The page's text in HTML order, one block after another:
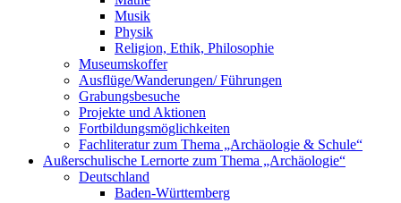
Musik
Physik
Religion, Ethik, Philosophie
Museumskoffer
Ausflüge/Wanderungen/ Führungen
Grabungsbesuche
Projekte und Aktionen
Fortbildungsmöglichkeiten
Fachliteratur zum Thema „Archäologie & Schule“
Außerschulische Lernorte zum Thema „Archäologie“
Deutschland
Baden-Württemberg